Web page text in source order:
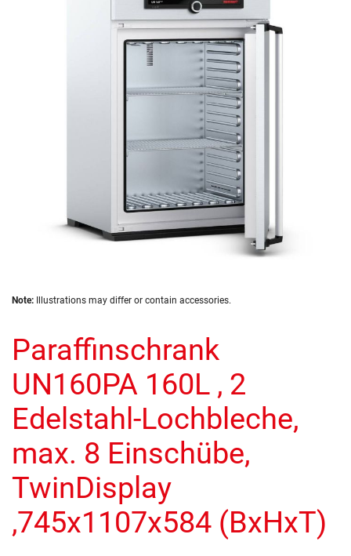
Skip
beginning
of
the
images
gallery
Note: Illustrations may differ or contain accessories.
Paraffinschrank
UN160PA 160L , 2
Edelstahl-Lochbleche,
max. 8 Einschübe,
TwinDisplay
,745x1107x584 (BxHxT)